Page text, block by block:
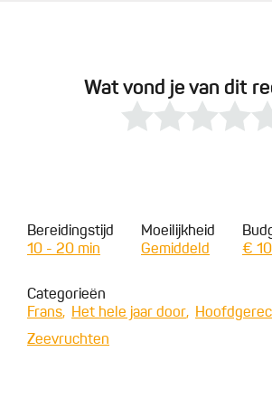
Wat vond je van dit
Bereidingstijd
10 - 20 min
Moeilijkheid
Gemiddeld
€
Categorieën
Frans
Het hele jaar door
Zeevruchten